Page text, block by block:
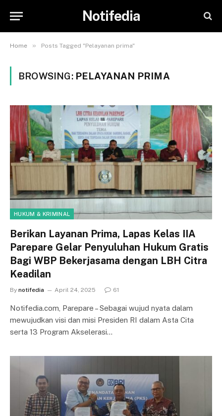
Notifedia
Home » Posts Tagged "Pelayanan prima"
BROWSING: PELAYANAN PRIMA
HUKUM & KRIMINAL
Berikan Layanan Prima, Lapas Kelas IIA
Parepare Gelar Penyuluhan Hukum Gratis
Bagi WBP Bekerjasama dengan LBH Citra
Keadilan
By notifedia April 24, 2025 61
Notifedia.com, Parepare – Sebagai wujud nyata dalam
mewujudkan visi dan misi Presiden RI dalam Asta Cita
serta 13 Program Akselerasi…